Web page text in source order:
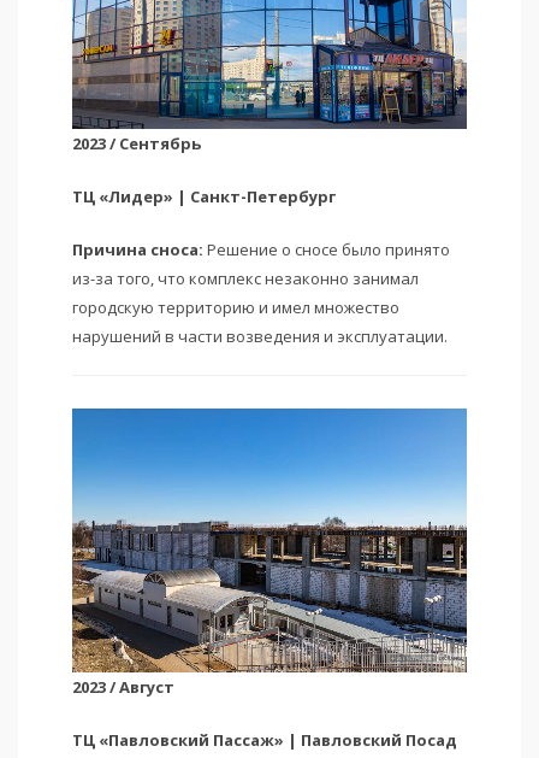
2023 / Сентябрь
ТЦ «Лидер» | Санкт-Петербург
Причина сноса: Решение о сносе было принято
из-за того, что комплекс незаконно занимал
городскую территорию и имел множество
нарушений в части возведения и эксплуатации.
2023 / Август
ТЦ «Павловский Пассаж» | Павловский Посад